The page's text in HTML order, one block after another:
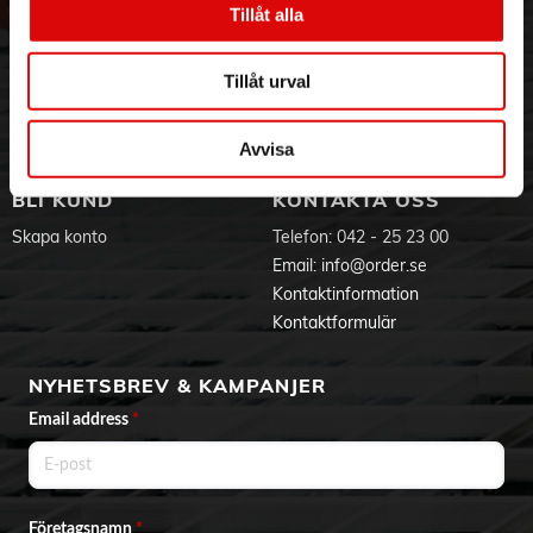
Tillåt alla
Tillåt urval
Avvisa
Visselblåsning
Aktuellt på Order
Ansökan om RMA
Godsefterlysning & Felleverans
Integritetspolicy
Om cookies
BLI KUND
Skapa konto
KONTAKTA OSS
Telefon: 042 - 25 23 00
Email: info@order.se
Kontaktinformation
Kontaktformulär
NYHETSBREV & KAMPANJER
Email address *
Företagsnamn *